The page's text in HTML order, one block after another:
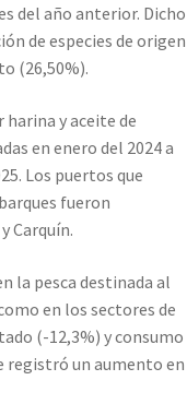
del año anterior. Dicho
de especies de origen
(26,50%).
y aceite de
en enero del 2024 a
Los puertos que
fueron
Carquín.
la pesca destinada al
en los sectores de
(-12,3%) y consumo
registró un aumento en